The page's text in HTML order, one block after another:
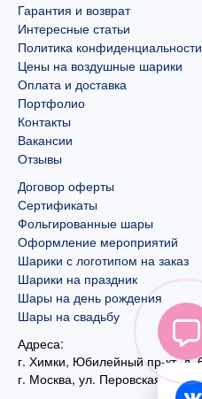
Гарантия и возврат
Интересные статьи
Политика конфиденциальности
Цены на воздушные шарики
Оплата и доставка
Портфолио
Контакты
Вакансии
Отзывы
Договор оферты
Сертификаты
Фольгированные шары
Оформление мероприятий
Шарики с логотипом на заказ
Шарики на праздник
Шары на день рождения
Шары на свадьбу
Адреса:
г. Химки, Юбилейный пр-кт, д.
г. Москва, ул. Перовская, д. 59